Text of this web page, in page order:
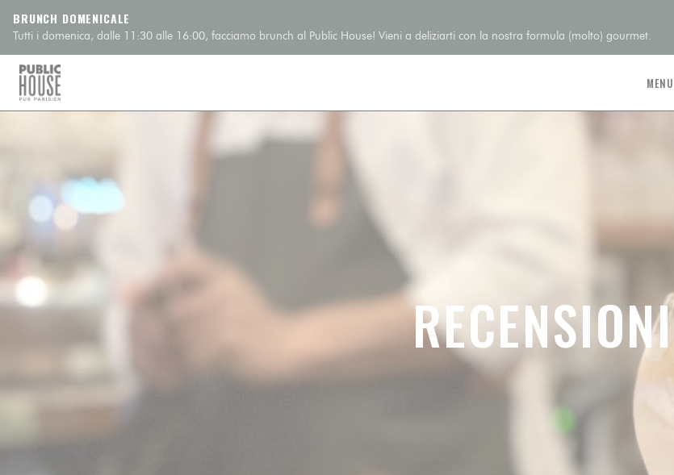
BRUNCH DOMENICALE
Tutti i domenica, dalle 11:30 alle 16:00, facciamo brunch al Public House! Vieni a deliziarti con la nostra formula (molto) gourmet.
MENU
RECENSIONI